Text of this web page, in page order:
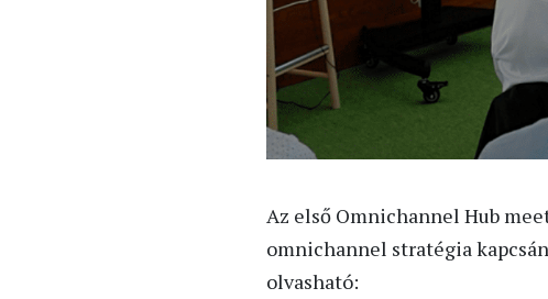
Az első Omnichannel Hub
omnichannel stratégia
olvasható: